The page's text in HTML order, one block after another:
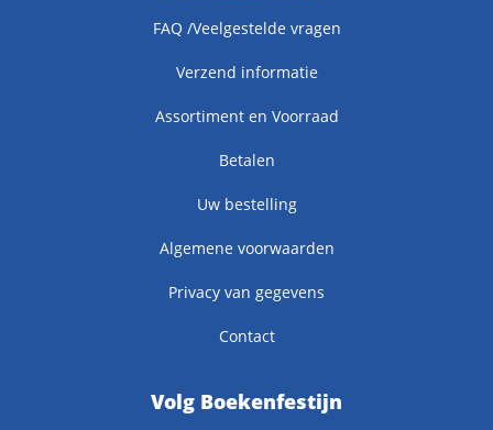
FAQ /Veelgestelde vragen
Verzend informatie
Assortiment en Voorraad
Betalen
Uw bestelling
Algemene voorwaarden
Privacy van gegevens
Contact
Volg Boekenfestijn